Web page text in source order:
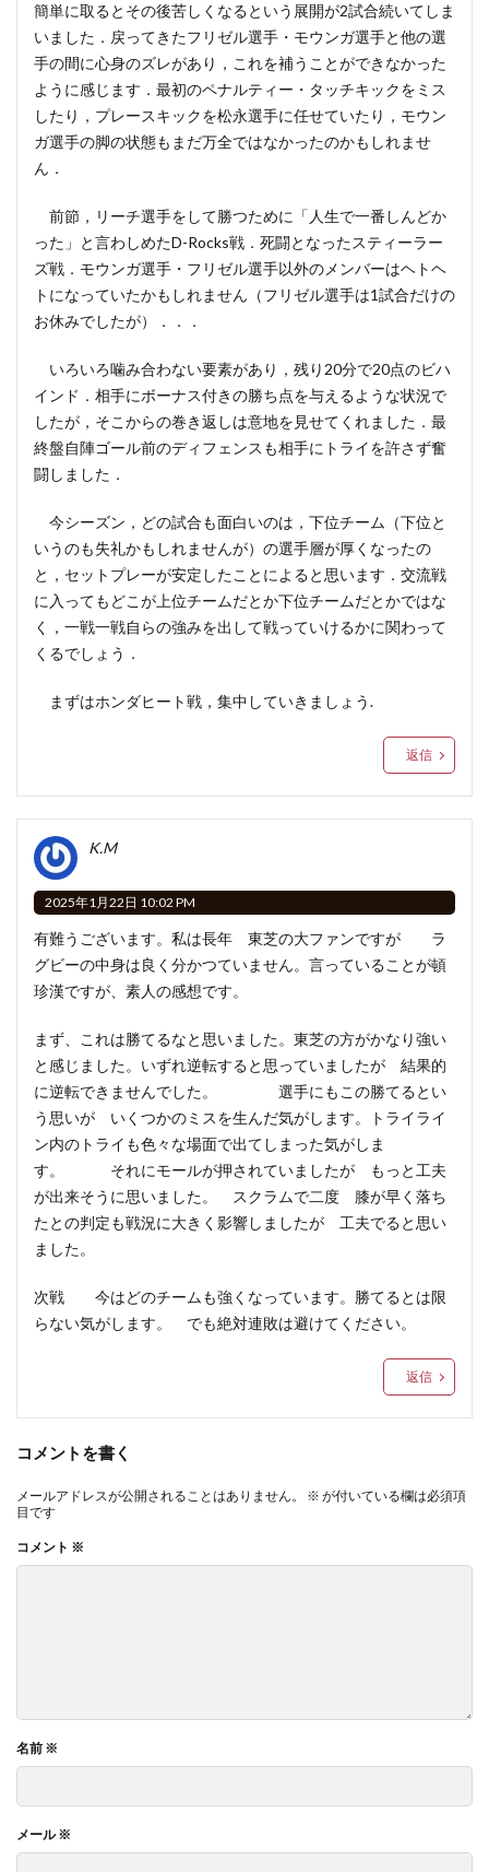
簡単に取るとその後苦しくなるという展開が2試合続いてしま
いました．戻ってきたフリゼル選手・モウンガ選手と他の選
手の間に心身のズレがあり，これを補うことができなかった
ように感じます．最初のペナルティー・タッチキックをミス
したり，プレースキックを松永選手に任せていたり，モウン
ガ選手の脚の状態もまだ万全ではなかったのかもしれませ
ん．
前節，リーチ選手をして勝つために「人生で一番しんどか
った」と言わしめたD-Rocks戦．死闘となったスティーラー
ズ戦．モウンガ選手・フリゼル選手以外のメンバーはヘトヘ
トになっていたかもしれません（フリゼル選手は1試合だけの
お休みでしたが）．．．
いろいろ噛み合わない要素があり，残り20分で20点のビハ
インド．相手にボーナス付きの勝ち点を与えるような状況で
したが，そこからの巻き返しは意地を見せてくれました．最
終盤自陣ゴール前のディフェンスも相手にトライを許さず奮
闘しました．
今シーズン，どの試合も面白いのは，下位チーム（下位と
いうのも失礼かもしれませんが）の選手層が厚くなったの
と，セットプレーが安定したことによると思います．交流戦
に入ってもどこが上位チームだとか下位チームだとかではな
く，一戦一戦自らの強みを出して戦っていけるかに関わって
くるでしょう．
まずはホンダヒート戦，集中していきましょう.
返信
K.M
2025年1月22日 10:02 PM
有難うございます。私は長年 東芝の大ファンですが ラ
グビーの中身は良く分かつていません。言っていることが頓
珍漢ですが、素人の感想です。
まず、これは勝てるなと思いました。東芝の方がかなり強い
と感じました。いずれ逆転すると思っていましたが 結果的
に逆転できませんでした。 選手にもこの勝てるとい
う思いが いくつかのミスを生んだ気がします。トライライ
ン内のトライも色々な場面で出てしまった気がしま
す。 それにモールが押されていましたが もっと工夫
が出来そうに思いました。 スクラムで二度 膝が早く落ち
たとの判定も戦況に大きく影響しましたが 工夫でると思い
ました。
次戦 今はどのチームも強くなっています。勝てるとは限
らない気がします。 でも絶対連敗は避けてください。
返信
コメントを書く
メールアドレスが公開されることはありません。 ※ が付いている欄は必須項
目です
コメント ※
名前 ※
メール※